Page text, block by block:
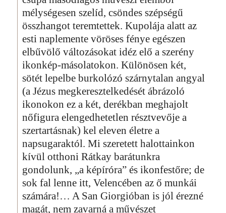
mélységesen szelíd, csöndes szépségű
összhangot teremtettek. Kupolája alatt az
esti naplemente vöröses fénye egészen
elbűvölő változásokat idéz elő a szerény
ikonkép-másolatokon. Különösen két,
sötét lepelbe burkolózó szárnytalan angyal
(a Jézus megkeresztelkedését ábrázoló
ikonokon ez a két, derékban meghajolt
nőfigura elengedhetetlen résztvevője a
szertartásnak) kel eleven életre a
napsugaraktól. Mi szeretett halottainkon
kívül otthoni Rátkay barátunkra
gondolunk, „a képíróra” és ikonfestőre; de
sok fal lenne itt, Velencében az ő munkái
számára!… A San Giorgióban is jól érezné
magát, nem zavarná a művészet